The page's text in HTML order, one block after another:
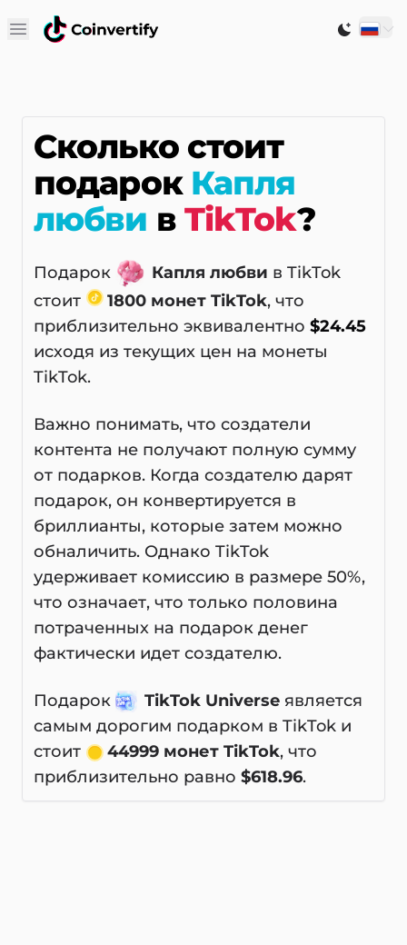
Open main menu
Switch
Сколько стоит
подарок Капля
любви в TikTok?
Подарок Капля любви в TikTok
стоит
1800 монет TikTok, что
приблизительно эквивалентно $24.45
исходя из текущих цен на монеты
TikTok.
Важно понимать, что создатели
контента не получают полную сумму
от подарков. Когда создателю дарят
подарок, он конвертируется в
бриллианты, которые затем можно
обналичить. Однако TikTok
удерживает комиссию в размере 50%,
что означает, что только половина
потраченных на подарок денег
фактически идет создателю.
Подарок TikTok Universe является
самым дорогим подарком в TikTok и
стоит
44999 монет TikTok, что
приблизительно равно $618.96.